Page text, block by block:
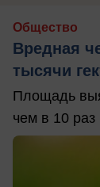
Общество
Вредная
тысячи
Площадь
чем в 10 раз